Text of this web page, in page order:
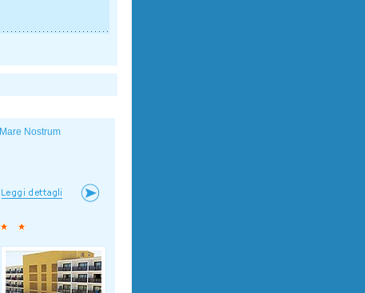
Mare Nostrum